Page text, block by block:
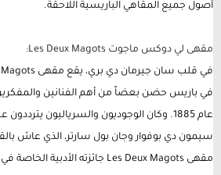
أصول جميع المقاهي الباريسية اللاحقة.
مقهى لي دوكس ماجوت Les Deux Magots:
في باريس حضن بعضاً من أهم الفنانين
عام 1885. وكان الوجوديون والسرياليون
سيمون دي بوفوار وجان بول سارتر، الذي عاش